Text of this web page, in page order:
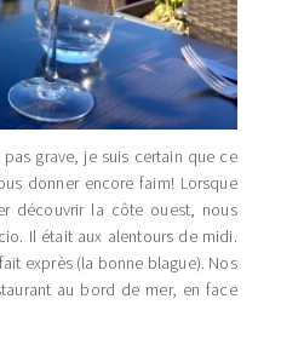
pas grave, je suis certain que ce
donner encore faim! Lorsque
découvrir la côte ouest, nous
Il était aux alentours de midi.
exprès (la bonne blague). Nos
au bord de mer, en face